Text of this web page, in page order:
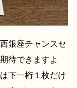
銀座チャンスセ
待できますよ
下一桁１枚だけ